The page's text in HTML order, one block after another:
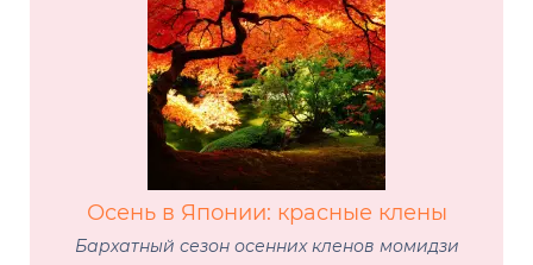
Осень в Японии: красные клены
Бархатный сезон осенних кленов момидзи